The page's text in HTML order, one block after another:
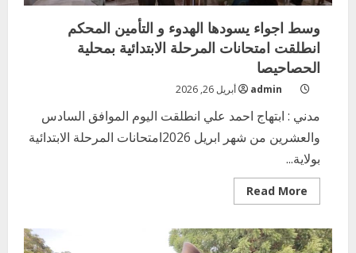
وسط اجواء يسودها الهدوء و التأمين المحكم
انطلقت امتحانات المرحلة الابتدائية بمحلية
الحصاحيصا
admin أبريل 26, 2026
مدني : ابتهاج احمد علي انطلقت اليوم الموافق السادس
والعشرين من شهر ابريل 2026امتحانات المرحلة الابتدائية
بولاية...
Read More
more
اجواء
يسودها